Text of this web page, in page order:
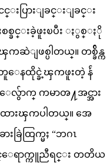
းပြားျခင္းျခင္း
စ္ခင္းခဲ့ဖူးၿပီး ႏွစ္ႏို
ကဆဲျဖစ္ပါတယ္။ တစ္ခ်ိန္က
ေနထိုင္ခဲ့ၾကဖူးတဲ့ န်ဴ
လွ်ာက္ ကမာၻ႔အင္အား
ခ်ထားၾကပါတယ္။ အေ
ခြဲထြက္မႈ “ဘဂၤ
င္ေရာက္ကူညီရင္း တတိယ